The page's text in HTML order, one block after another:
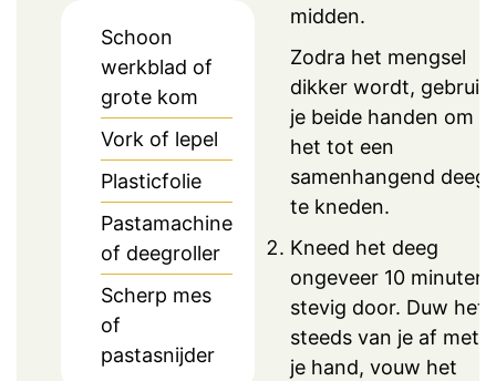
Schoon
werkblad of
grote kom
Vork of lepel
Plasticfolie
Pastamachine
of deegroller
Scherp mes
of
pastasnijder
midden.
Zodra het mengsel
dikker wordt, gebruik
je beide handen om
het tot een
samenhangend deeg
te kneden.
Kneed het deeg
ongeveer 10 minuten
stevig door. Duw het
steeds van je af met
je hand, vouw het